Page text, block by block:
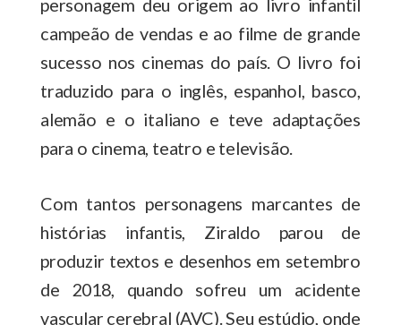
personagem deu origem ao livro infantil
campeão de vendas e ao filme de grande
sucesso nos cinemas do país. O livro foi
traduzido para o inglês, espanhol, basco,
alemão e o italiano e teve adaptações
para o cinema, teatro e televisão.
Com tantos personagens marcantes de
histórias infantis, Ziraldo parou de
produzir textos e desenhos em setembro
de 2018, quando sofreu um acidente
vascular cerebral (AVC). Seu estúdio, onde